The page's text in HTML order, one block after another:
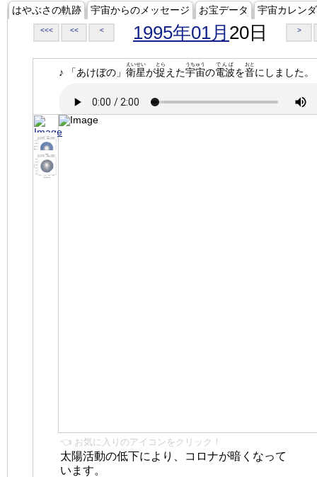
はやぶさの軌跡 宇宙からのメッセージ お宝データ 宇宙カレン
<<< << < 1995年01月 20日 >
♪ 「あけぼの」 衛星
えいせい
が捉
とら
えた宇宙
うちゅう
の電波
でんぱ
を音
おと
にしました。
👈 お気に入りのアイコンをクリック！
太陽活動の低下により、コロナが暗くなって
います。